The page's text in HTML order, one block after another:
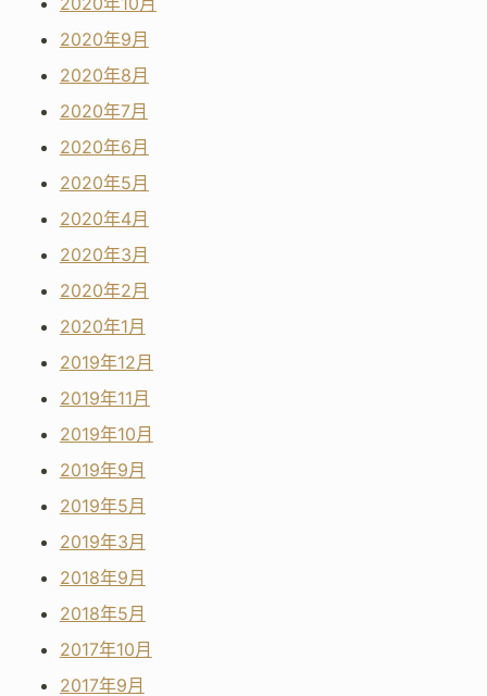
2020年9月
2020年8月
2020年7月
2020年6月
2020年5月
2020年4月
2020年3月
2020年2月
2020年1月
2019年12月
2019年11月
2019年10月
2019年9月
2019年5月
2019年3月
2018年9月
2018年5月
2017年10月
2017年9月